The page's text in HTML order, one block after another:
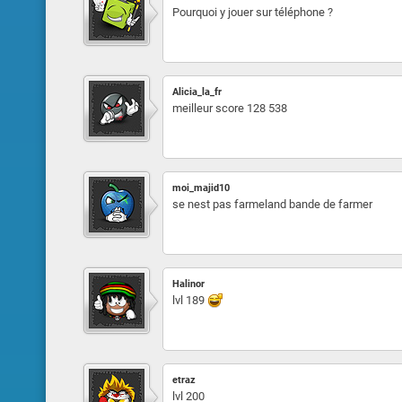
Pourquoi y jouer sur téléphone ?
Alicia_la_fr
meilleur score 128 538
moi_majid10
se nest pas farmeland bande de farmer
Halinor
lvl 189
etraz
lvl 200